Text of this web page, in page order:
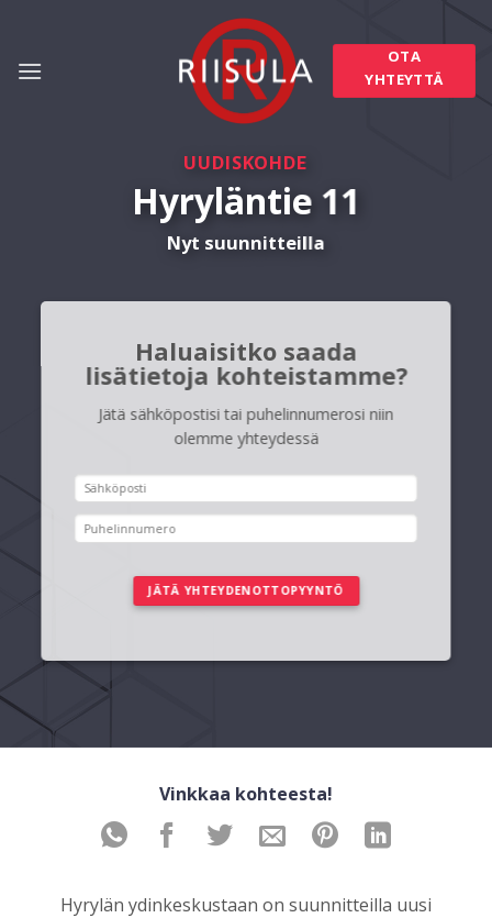
content
OTA
YHTEYTTÄ
UUDISKOHDE
Hyryläntie 11
Nyt suunnitteilla
Haluaisitko saada
lisätietoja kohteistamme?
Jätä sähköpostisi tai puhelinnumerosi niin
olemme yhteydessä
Vinkkaa kohteesta!
Hyrylän ydinkeskustaan on suunnitteilla uusi